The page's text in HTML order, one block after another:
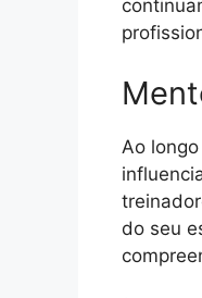
Ao
do seu